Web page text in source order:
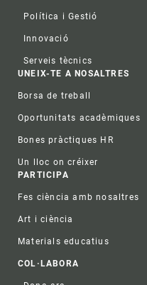
Política i Gestió
Innovació
Serveis tècnics
UNEIX-TE A NOSALTRES
Borsa de treball
Oportunitats acadèmiques
Bones pràctiques HR
Un lloc on créixer
PARTICIPA
Fes ciència amb nosaltres
Art i ciència
Materials educatius
COL·LABORA